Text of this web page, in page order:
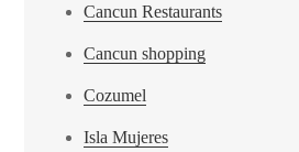
Cancun Restaurants
Cancun shopping
Cozumel
Isla Mujeres